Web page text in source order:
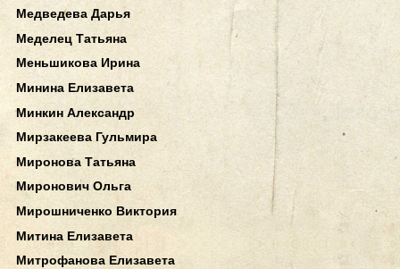
Медведева Дарья
Меделец Татьяна
Меньшикова Ирина
Минина Елизавета
Минкин Александр
Мирзакеева Гульмира
Миронова Татьяна
Миронович Ольга
Мирошниченко Виктория
Митина Елизавета
Митрофанова Елизавета